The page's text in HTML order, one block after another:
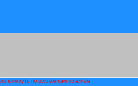
кликнуть по рекламным ссылкам.